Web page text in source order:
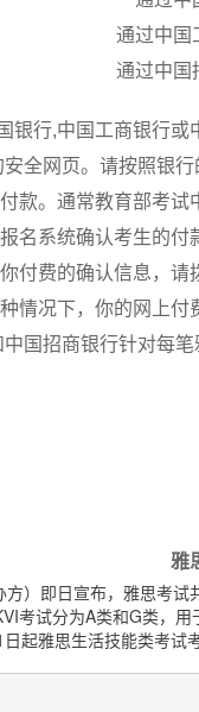
通过中国
通过中国
银行,中国工商银行
全网页。请按照银
款。通常教育部考
名系统确认考生的
付费的确认信息，
情况下，你的网上
国招商银行针对每笔
雅
）即日宣布， 雅思考试
考试分为A类和G类，
起雅思生活技能类考